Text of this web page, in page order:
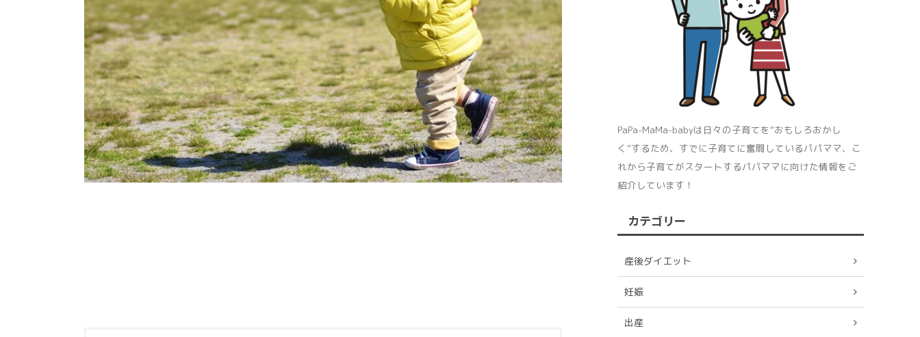
PaPa-MaMa-babyは日々の子育てを“おもしろおかし
く”するため、すでに子育てに奮闘しているパパママ、こ
れから子育てがスタートするパパママに向けた情報をご
紹介しています！
カテゴリー
産後ダイエット
妊娠
出産